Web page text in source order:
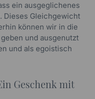
ein ausgeglichenes
Dieses Gleichgewicht
können wir in die
und ausgenutzt
und als egoistisch
Geschenk mit